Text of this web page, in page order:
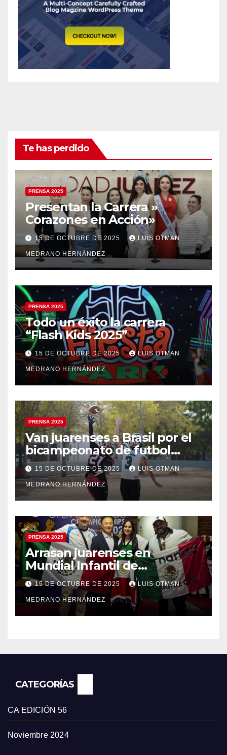
Te has perdido
PRENSA 2025
Presentan la Carrera »
Corazones en Acción»
15 DE OCTUBRE DE 2025 LUIS OTMAN
MEDRANO HERNÁNDEZ
PRENSA 2025
Todo un éxito la carrera
“Flash Kids 2025”
15 DE OCTUBRE DE 2025 LUIS OTMAN
MEDRANO HERNÁNDEZ
PRENSA 2025
Van juarenses a Brasil por el
bicampeonato de futbol
americano
15 DE OCTUBRE DE 2025 LUIS OTMAN
MEDRANO HERNÁNDEZ
PRENSA 2025
Arrasan juarenses en
Mundial Infantil de
Taekwondo
15 DE OCTUBRE DE 2025 LUIS OTMAN
MEDRANO HERNÁNDEZ
CATEGORÍAS
CA EDICIÓN 56
Noviembre 2024